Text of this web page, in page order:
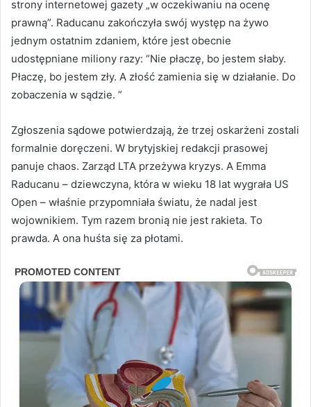
strony internetowej gazety „w oczekiwaniu na ocenę
prawną”. Raducanu zakończyła swój występ na żywo
jednym ostatnim zdaniem, które jest obecnie
udostępniane miliony razy: “Nie płaczę, bo jestem słaby.
Płaczę, bo jestem zły. A złość zamienia się w działanie. Do
zobaczenia w sądzie. ”
Zgłoszenia sądowe potwierdzają, że trzej oskarżeni zostali
formalnie doręczeni. W brytyjskiej redakcji prasowej
panuje chaos. Zarząd LTA przeżywa kryzys. A Emma
Raducanu – dziewczyna, która w wieku 18 lat wygrała US
Open – właśnie przypomniała światu, że nadal jest
wojownikiem. Tym razem bronią nie jest rakieta. To
prawda. A ona huśta się za płotami.